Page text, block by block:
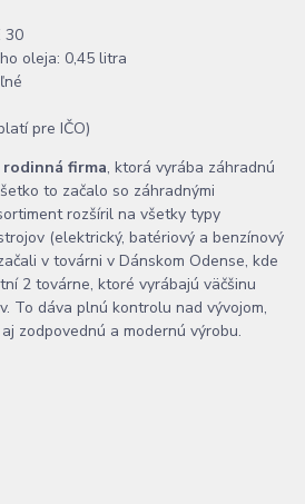
30
oleja: 0,45 litra
pre IČO)
rodinná firma, ktorá vyrába záhradnú
to začalo so záhradnými
rozšíril na všetky typy
(elektrický, batériový a benzínový
v továrni v Dánskom Odense, kde
2 továrne, ktoré vyrábajú väčšinu
To dáva plnú kontrolu nad vývojom,
zodpovednú a modernú výrobu.